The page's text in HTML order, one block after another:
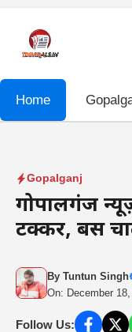
content
Home
Gopalganj
गोपालगंज
टक्कर, बस
By Tuntun Singh
On: December
Follow Us: